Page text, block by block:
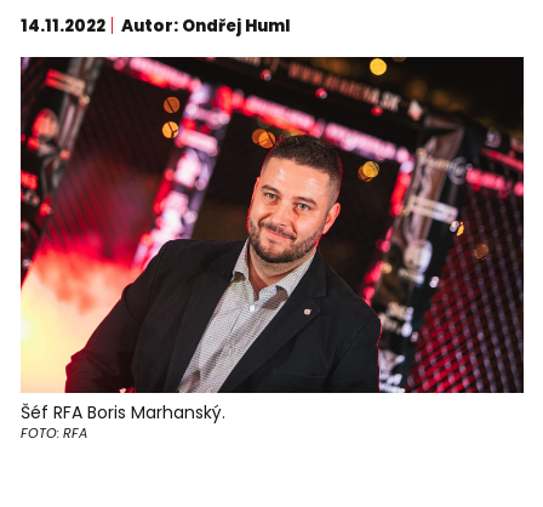
14.11.2022 Autor: Ondřej Huml
Šéf RFA Boris Marhanský.
FOTO: RFA